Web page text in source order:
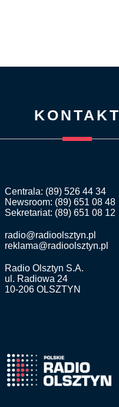
KONTAKT
Centrala: (89) 526 44 34
Newsroom: (89) 651 08 48
Sekretariat: (89) 651 08 12
radio@radioolsztyn.pl
reklama@radioolsztyn.pl
Radio Olsztyn S.A.
ul. Radiowa 24
10-206 OLSZTYN